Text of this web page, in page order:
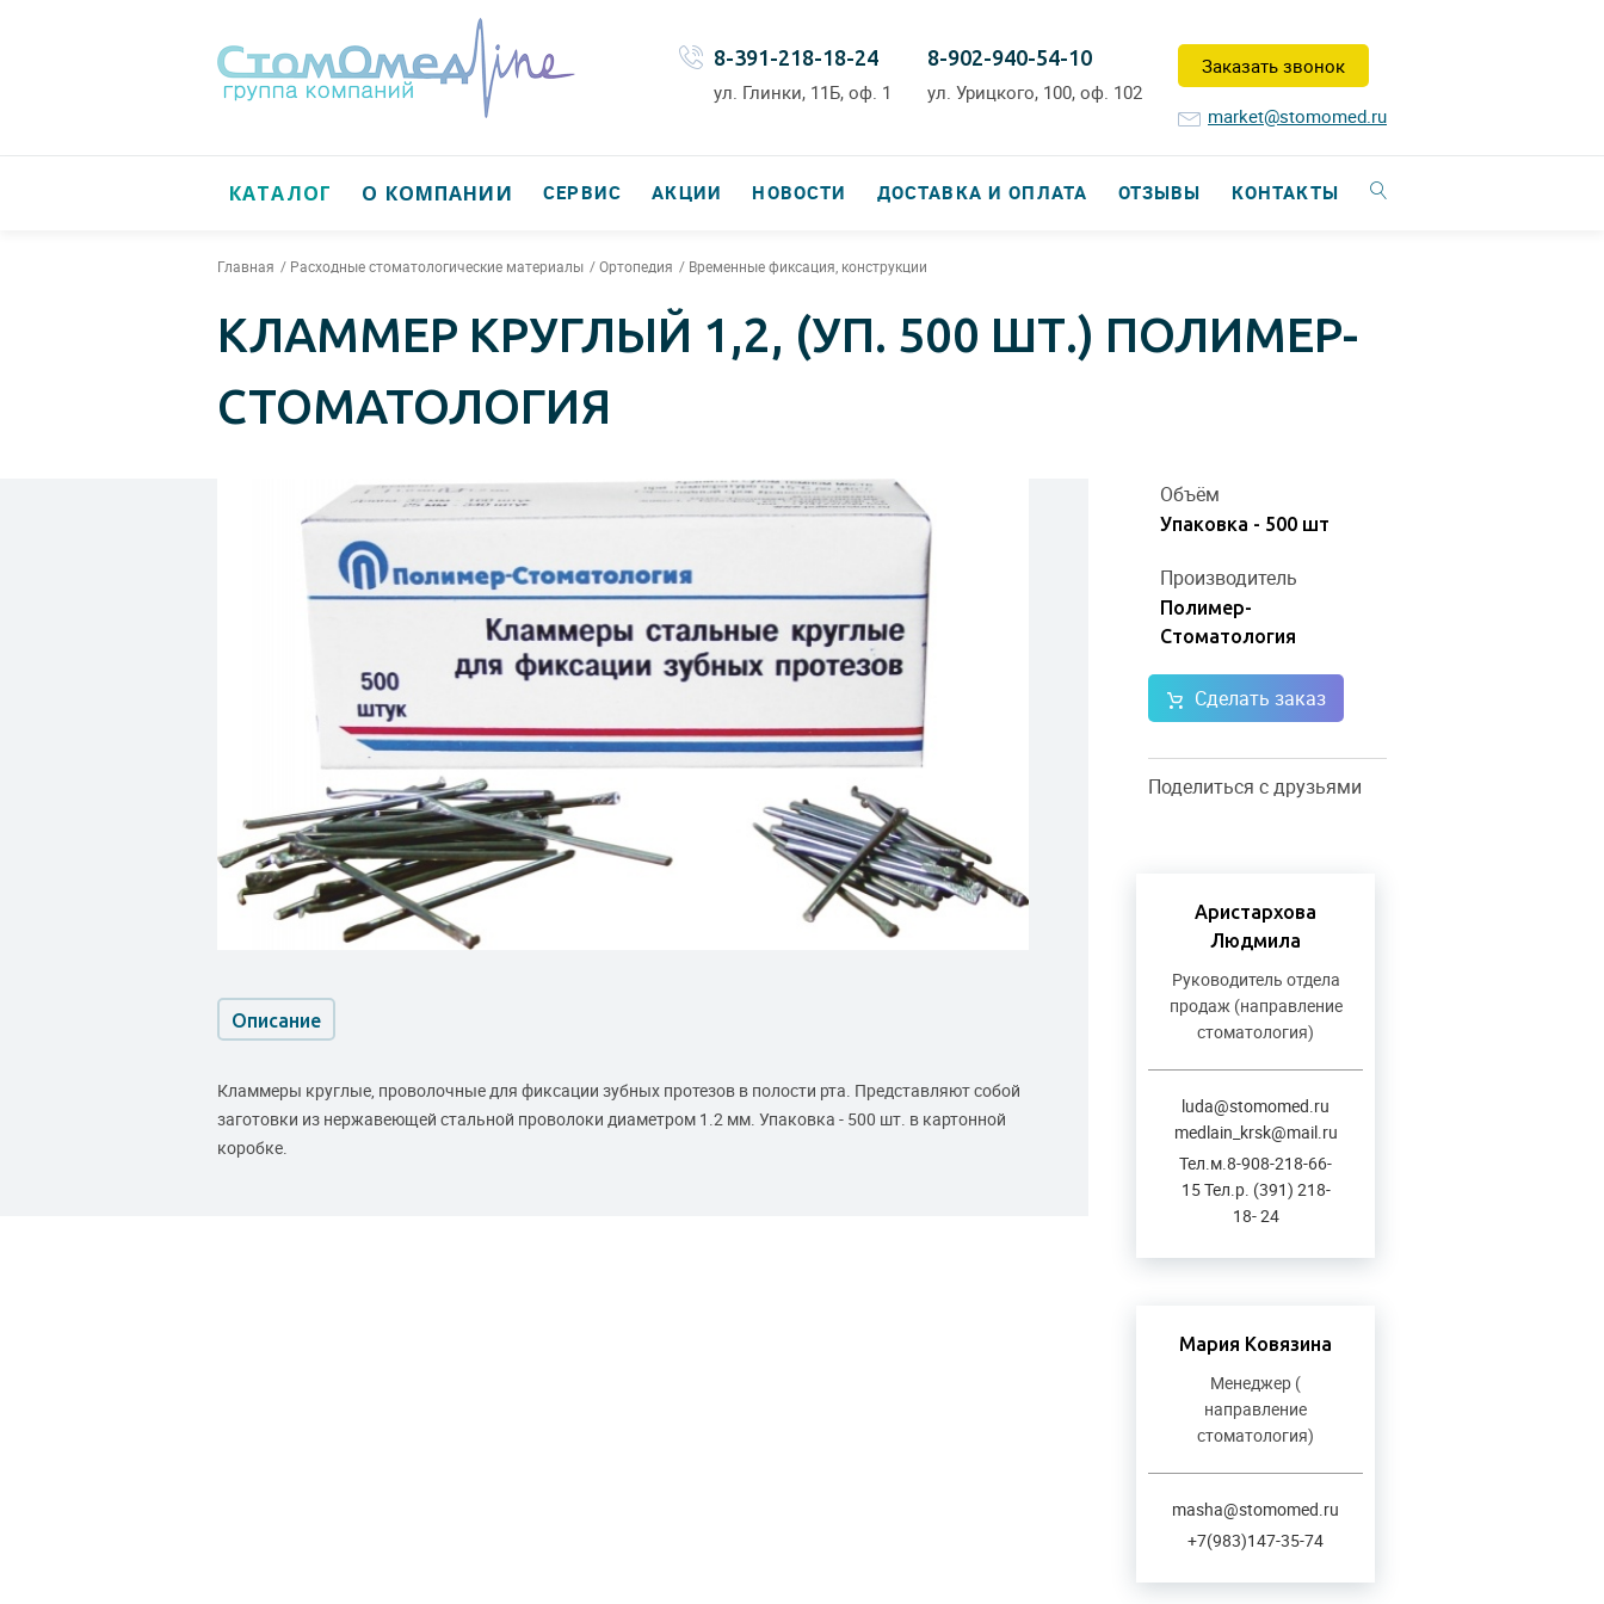
Заказать звонок
market@stomomed.ru
8-902-940-54-10
ул. Урицкого, 100, оф. 102
8-391-218-18-24
ул. Глинки, 11Б, оф. 1
КАТАЛОГ О КОМПАНИИ СЕРВИС АКЦИИ НОВОСТИ ДОСТАВКА И ОПЛАТА ОТЗЫВЫ КОНТАКТЫ
Главная Расходные стоматологические материалы Ортопедия Временные фиксация, конструкции
КЛАММЕР КРУГЛЫЙ 1,2, (УП. 500 ШТ.) ПОЛИМЕР-
СТОМАТОЛОГИЯ
Объём
Упаковка - 500 шт
Производитель
Полимер-
Стоматология
Сделать заказ
Поделиться с друзьями
Аристархова
Людмила
Руководитель отдела
продаж (направление
стоматология)
luda@stomomed.ru
medlain_krsk@mail.ru
Тел.м.8-908-218-66-
15 Тел.р. (391) 218-
18- 24
Мария Ковязина
Менеджер (
направление
стоматология)
masha@stomomed.ru
+7(983)147-35-74
Описание
Кламмеры круглые, проволочные для фиксации зубных протезов в полости рта. Представляют собой
заготовки из нержавеющей стальной проволоки диаметром 1.2 мм. Упаковка - 500 шт. в картонной
коробке.